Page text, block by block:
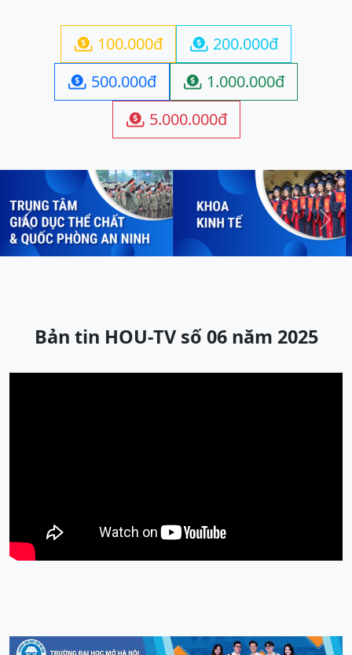
 100.000đ  200.000đ
 500.000đ  1.000.000đ
 5.000.000đ
Previous Next
Bản tin HOU-TV số 06 năm 2025